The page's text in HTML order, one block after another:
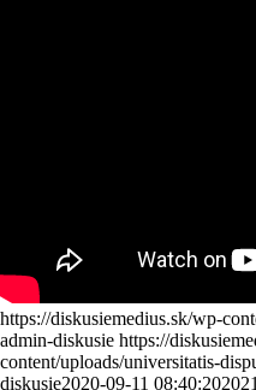
https://diskusiemedius.sk/wp-
admin-diskusie https://
content/uploads/universitatis-
diskusie2020-09-11 08:40:20